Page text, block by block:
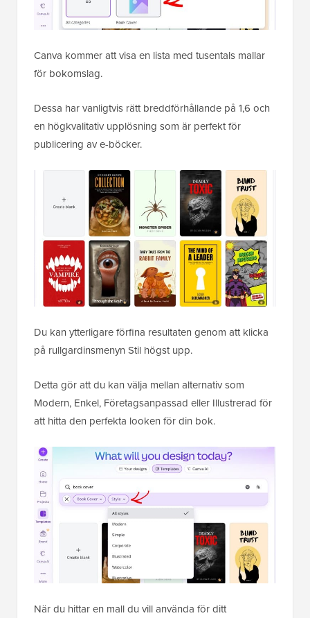
Canva kommer att visa en lista med tusentals mallar
för bokomslag.
Dessa har vanligtvis rätt breddförhållande på 1,6 och
en högkvalitativ upplösning som är perfekt för
publicering av e-böcker.
Du kan ytterligare förfina resultaten genom att klicka
på rullgardinsmenyn Stil högst upp.
Detta gör att du kan välja mellan alternativ som
Modern, Enkel, Företagsanpassad eller Illustrerad för
att hitta den perfekta looken för din bok.
När du hittar en mall du vill använda för ditt